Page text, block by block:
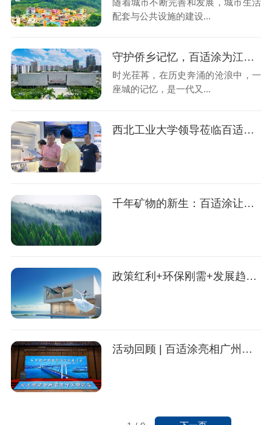
配套与公共设施的建设...
守护侨乡记忆，百适涂为江门华侨博物馆赋予“墙”韧风华
时光荏苒，在历史奔涌的沧浪中，一
座城的记忆，是一代又...
西北工业大学领导莅临百适涂考察交流
千年矿物的新生：百适涂让现代建筑回归自然本真
政策红利+环保刚需+发展趋势！无机涂料迎来黄金发展期，这些趋势你必须知道
活动回顾 | 百适涂亮相广州南沙长大桥梁智能管养学术研讨会，共探桥梁长效防护新未来